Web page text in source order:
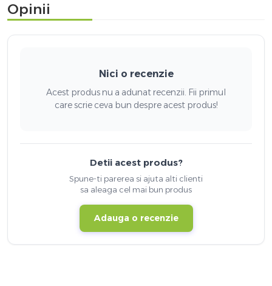
Opinii
Nici o recenzie
Acest produs nu a adunat recenzii. Fii primul
care scrie ceva bun despre acest produs!
Detii acest produs?
Spune-ti parerea si ajuta alti clienti
sa aleaga cel mai bun produs
Adauga o recenzie